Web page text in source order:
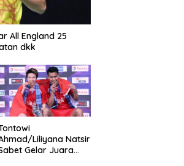
All England 25
dkk
Liliyana Natsir
Gelar Juara